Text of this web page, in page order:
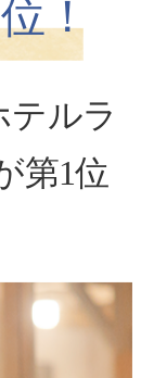
ルラ
第1位
！